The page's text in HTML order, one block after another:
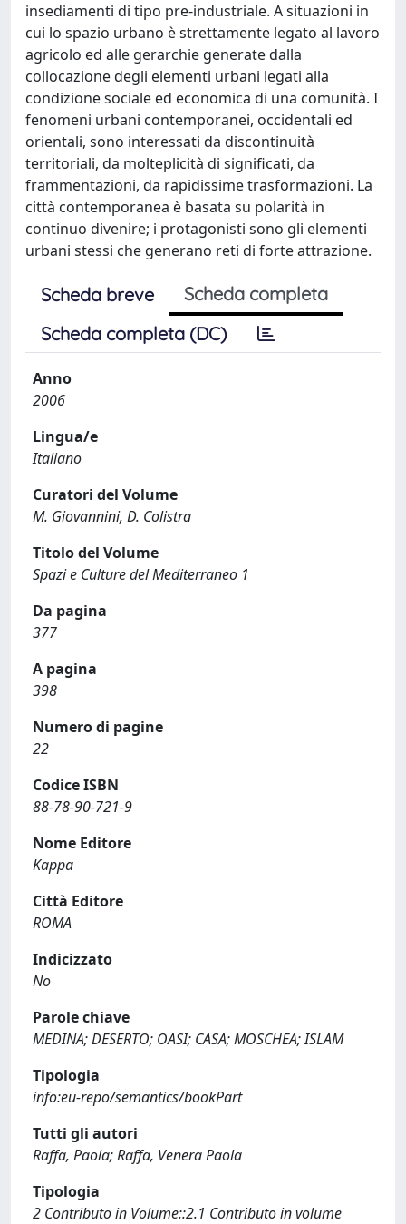
insediamenti di tipo pre-industriale. A situazioni in
cui lo spazio urbano è strettamente legato al lavoro
agricolo ed alle gerarchie generate dalla
collocazione degli elementi urbani legati alla
condizione sociale ed economica di una comunità. I
fenomeni urbani contemporanei, occidentali ed
orientali, sono interessati da discontinuità
territoriali, da molteplicità di significati, da
frammentazioni, da rapidissime trasformazioni. La
città contemporanea è basata su polarità in
continuo divenire; i protagonisti sono gli elementi
urbani stessi che generano reti di forte attrazione.
Scheda breve
Scheda completa
Scheda completa (DC)
Anno
2006
Lingua/e
Italiano
Curatori del Volume
M. Giovannini, D. Colistra
Titolo del Volume
Spazi e Culture del Mediterraneo 1
Da pagina
377
A pagina
398
Numero di pagine
22
Codice ISBN
88-78-90-721-9
Nome Editore
Kappa
Città Editore
ROMA
Indicizzato
No
Parole chiave
MEDINA; DESERTO; OASI; CASA; MOSCHEA; ISLAM
Tipologia
info:eu-repo/semantics/bookPart
Tutti gli autori
Raffa, Paola; Raffa, Venera Paola
Tipologia
2 Contributo in Volume::2.1 Contributo in volume